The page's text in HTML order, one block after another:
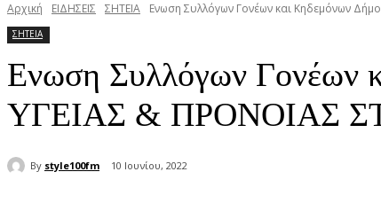
Αρχική ΕΙΔΗΣΕΙΣ ΣΗΤΕΙΑ Ενωση Συλλόγων Γονέων και Κηδεμόνων
ΣΗΤΕΙΑ
Ενωση Συλλόγων Γονέων
ΥΓΕΙΑΣ & ΠΡΟΝΟΙΑΣ
By style100fm 10 Ιουνίου, 2022